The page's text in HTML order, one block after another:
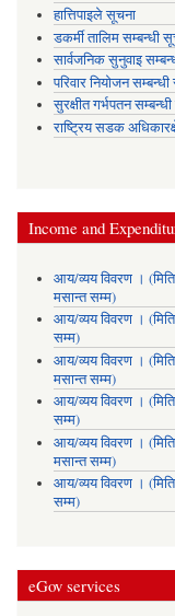
हात्तिपाइले सूचना
डकर्मी तालिम सम्बन्धी
सार्वजनिक सुनुवाइ
परिवार नियोजन
सुरक्षीत गर्भपतन
राष्ट्रिय सडक
Income and
आय/व्यय विवरण ।
मसान्त सम्म)
आय/व्यय विवरण ।
सम्म)
आय/व्यय विवरण ।
मसान्त सम्म)
आय/व्यय विवरण ।
सम्म)
आय/व्यय विवरण ।
मसान्त सम्म)
आय/व्यय विवरण ।
सम्म)
eGov services